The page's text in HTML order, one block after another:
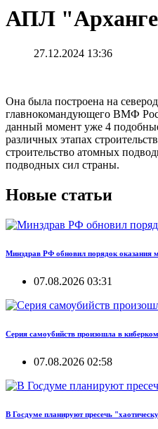
АПЛ
27.12.2024 13:36
Она была построена на
главнокомандующего ВМФ
данный момент уже 4
различных этапах
строительство атомных
подводных сил страны.
Новые статьи
Минздрав РФ обновил порядок оказания
07.08.2026 03:31
Серия самоубийств произошла в
07.08.2026 02:58
В Госдуме планируют пресечь